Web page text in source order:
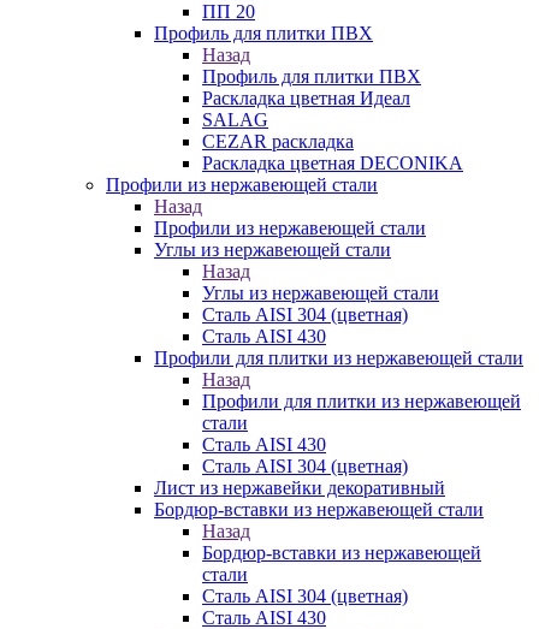
ПП 20
Профиль для плитки ПВХ
Назад
Профиль для плитки ПВХ
Раскладка цветная Идеал
SALAG
CEZAR раскладка
Раскладка цветная DECONIKA
Профили из нержавеющей стали
Назад
Профили из нержавеющей стали
Углы из нержавеющей стали
Назад
Углы из нержавеющей стали
Сталь AISI 304 (цветная)
Сталь AISI 430
Профили для плитки из нержавеющей стали
Назад
Профили для плитки из нержавеющей
стали
Сталь AISI 430
Сталь AISI 304 (цветная)
Лист из нержавейки декоративный
Бордюр-вставки из нержавеющей стали
Назад
Бордюр-вставки из нержавеющей
стали
Сталь AISI 304 (цветная)
Сталь AISI 430